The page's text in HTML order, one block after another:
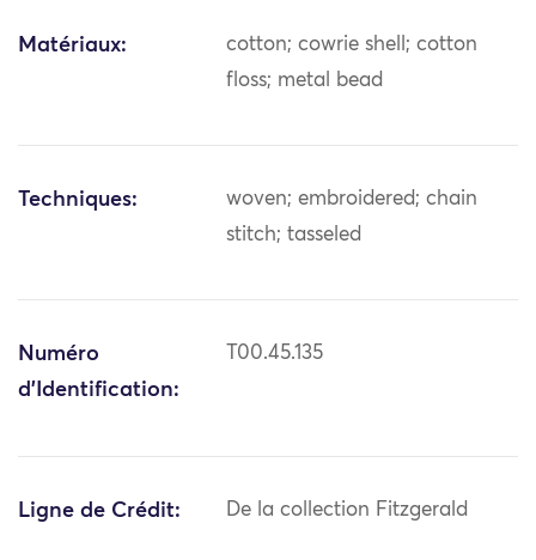
Matériaux:
cotton; cowrie shell; cotton
floss; metal bead
Techniques:
woven; embroidered; chain
stitch; tasseled
Numéro
d'Identification:
T00.45.135
Ligne de Crédit: De la collection Fitzgerald